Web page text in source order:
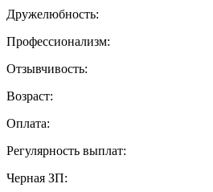
Дружелюбность:
Профессионализм:
Отзывчивость:
Возраст:
Оплата:
Регулярность выплат:
Черная ЗП: